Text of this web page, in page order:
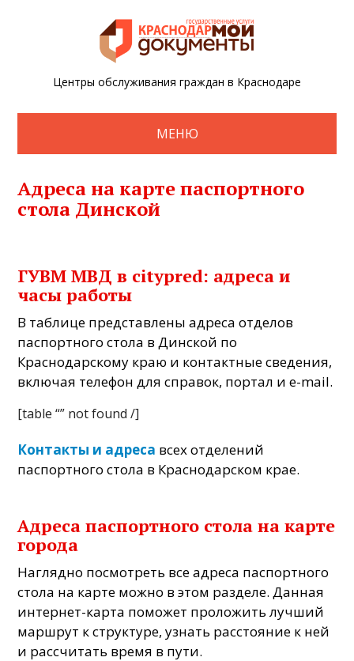
Центры обслуживания граждан в Краснодаре
МЕНЮ
Адреса на карте паспортного
стола Динской
ГУВМ МВД в cityprеd: адреса и
часы работы
В таблице представлены адреса отделов
паспортного стола в Динской по
Краснодарскому краю и контактные сведения,
включая телефон для справок, портал и e-mail.
[table “” not found /]
Контакты и адреса всех отделений
паспортного стола в Краснодарском крае.
Адреса паспортного стола на карте
города
Наглядно посмотреть все адреса паспортного
стола на карте можно в этом разделе. Данная
интернет-карта поможет проложить лучший
маршрут к структуре, узнать расстояние к ней
и рассчитать время в пути.